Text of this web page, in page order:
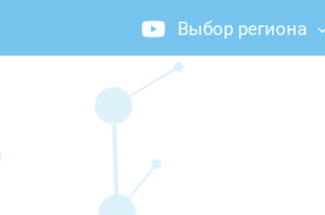
Выбор региона